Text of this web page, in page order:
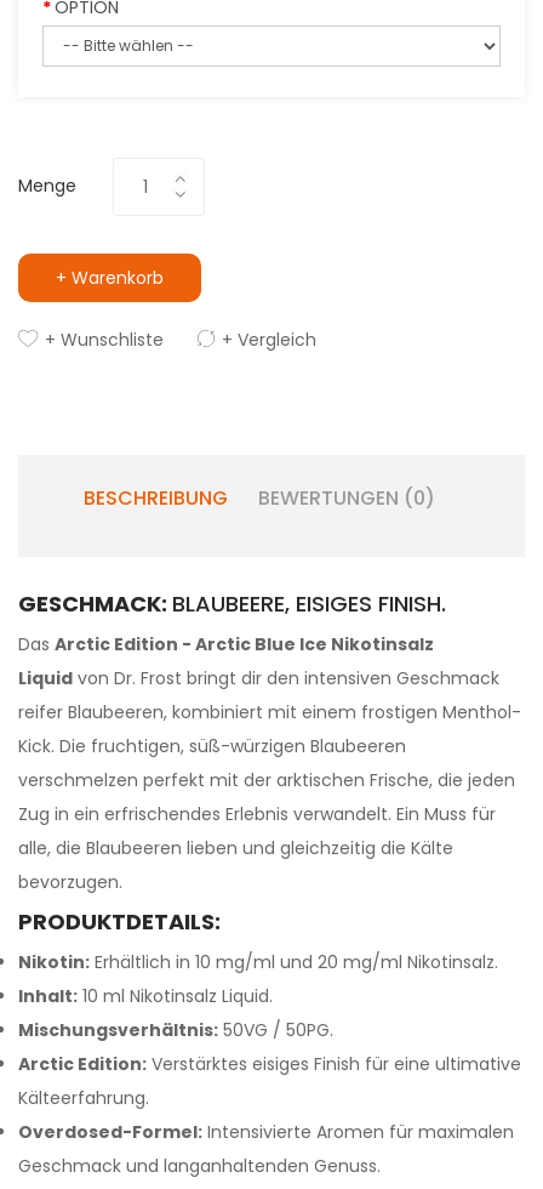
OPTION
Menge
+ Warenkorb
+ Wunschliste + Vergleich
BESCHREIBUNG BEWERTUNGEN (0)
GESCHMACK: BLAUBEERE, EISIGES FINISH.
Das Arctic Edition - Arctic Blue Ice Nikotinsalz
Liquid von Dr. Frost bringt dir den intensiven Geschmack
reifer Blaubeeren, kombiniert mit einem frostigen Menthol-
Kick. Die fruchtigen, süß-würzigen Blaubeeren
verschmelzen perfekt mit der arktischen Frische, die jeden
Zug in ein erfrischendes Erlebnis verwandelt. Ein Muss für
alle, die Blaubeeren lieben und gleichzeitig die Kälte
bevorzugen.
PRODUKTDETAILS:
Nikotin: Erhältlich in 10 mg/ml und 20 mg/ml Nikotinsalz.
Inhalt: 10 ml Nikotinsalz Liquid.
Mischungsverhältnis: 50VG / 50PG.
Arctic Edition: Verstärktes eisiges Finish für eine ultimative
Kälteerfahrung.
Overdosed-Formel: Intensivierte Aromen für maximalen
Geschmack und langanhaltenden Genuss.